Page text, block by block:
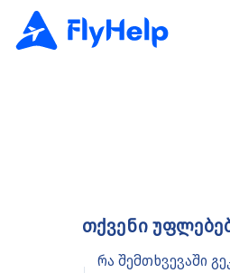
თქვენი
რა შემთხვევაში